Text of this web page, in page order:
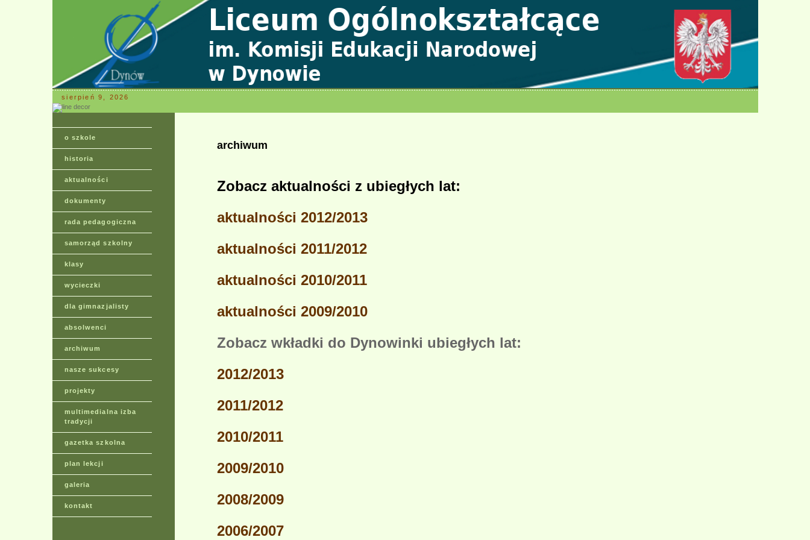
sierpień 9, 2026
o szkole
historia
aktualności
dokumenty
rada pedagogiczna
samorząd szkolny
klasy
wycieczki
dla gimnazjalisty
absolwenci
archiwum
nasze sukcesy
projekty
multimedialna izba
tradycji
gazetka szkolna
plan lekcji
galeria
kontakt
archiwum
Zobacz aktualności z ubiegłych lat:
aktualności 2012/2013
aktualności 2011/2012
aktualności 2010/2011
aktualności 2009/2010
Zobacz wkładki do Dynowinki ubiegłych lat:
2012/2013
2011/2012
2010/2011
2009/2010
2008/2009
2006/2007